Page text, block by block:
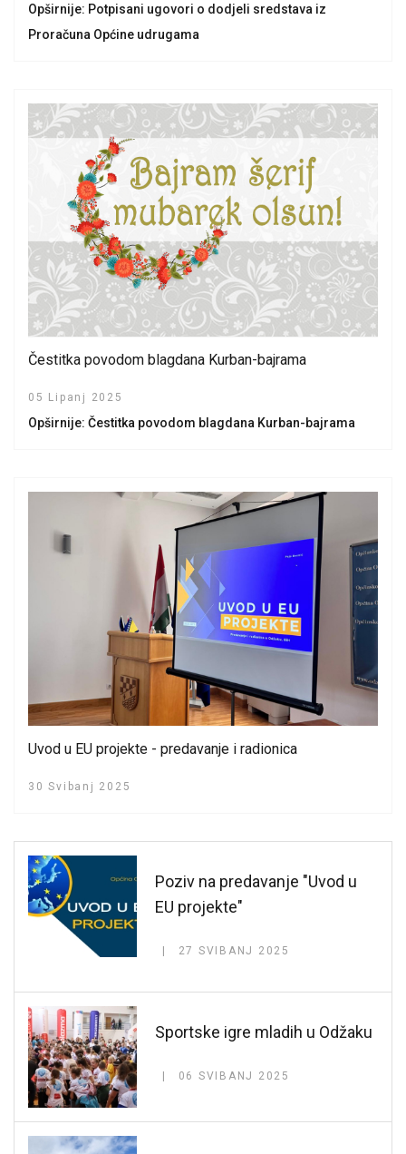
Opširnije: Potpisani ugovori o dodjeli sredstava iz
Proračuna Općine udrugama
Čestitka povodom blagdana Kurban-bajrama
05 Lipanj 2025
Opširnije: Čestitka povodom blagdana Kurban-bajrama
Uvod u EU projekte - predavanje i radionica
30 Svibanj 2025
Poziv na predavanje "Uvod u
EU projekte"
27 SVIBANJ 2025
Sportske igre mladih u Odžaku
06 SVIBANJ 2025